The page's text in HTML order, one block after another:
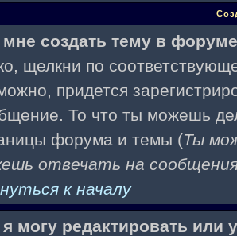
мне создать тему в
щелкни по
придется
То что ты можешь
форума и темы (Ты
отвечать на
к началу
я могу редактировать или